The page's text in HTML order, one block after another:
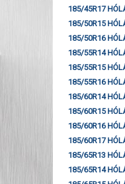
185/45R17
185/50R15
185/50R16
185/55R14
185/55R15
185/55R16
185/60R14
185/60R15
185/60R16
185/60R17
185/65R13
185/65R14